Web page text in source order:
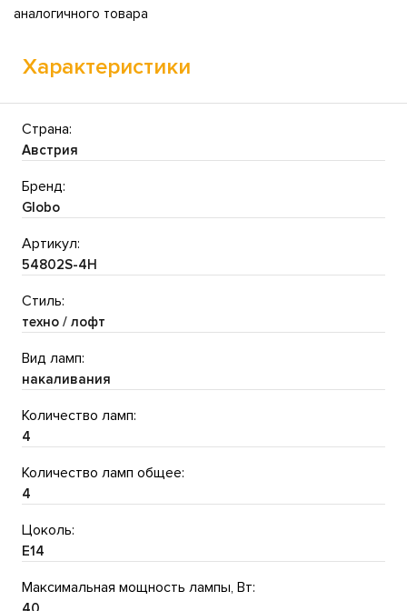
аналогичного товара
Характеристики
Страна:
Австрия
Бренд:
Globo
Артикул:
54802S-4H
Стиль:
техно / лофт
Вид ламп:
накаливания
Количество ламп:
4
Количество ламп общее:
4
Цоколь:
E14
Максимальная мощность лампы, Вт: